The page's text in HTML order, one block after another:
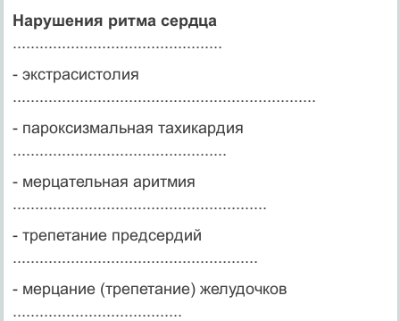
Нарушения ритма сердца
...............................................
- экстрасистолия
....................................................................
- пароксизмальная тахикардия
................................................
- мерцательная аритмия
.........................................................
- трепетание предсердий
.......................................................
- мерцание (трепетание) желудочков
......................................